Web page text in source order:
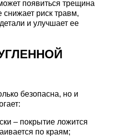
появиться трещина
снижает риск травм,
и улучшает ее
безопасна, но и
– покрытие ложится
по краям;